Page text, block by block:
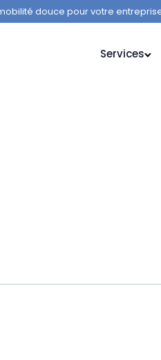
douce pour votre
Services